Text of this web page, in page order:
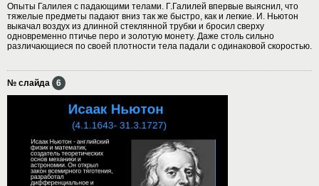
Опыты Галилея с падающими телами. Г.Галилей впервые выяснил, что
тяжелые предметы падают вниз так же быстро, как и легкие. И. Ньютон
выкачал воздух из длинной стеклянной трубки и бросил сверху
одновременно птичье перо и золотую монету. Даже столь сильно
различающиеся по своей плотности тела падали с одинаковой скоростью.
№ слайда 6